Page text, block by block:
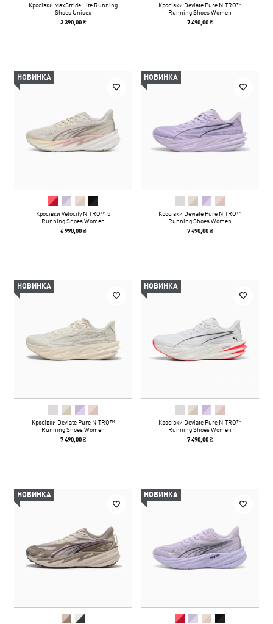
Кросівки MaxStride Lite Running
Shoes Unisex
3 390,00 ₴
Кросівки Deviate Pure NITRO™
Running Shoes Women
7 490,00 ₴
НОВИНКА
Кросівки Velocity NITRO™ 5
Running Shoes Women
6 990,00 ₴
НОВИНКА
Кросівки Deviate Pure NITRO™
Running Shoes Women
7 490,00 ₴
НОВИНКА
Кросівки Deviate Pure NITRO™
Running Shoes Women
7 490,00 ₴
НОВИНКА
Кросівки Deviate Pure NITRO™
Running Shoes Women
7 490,00 ₴
НОВИНКА НОВИНКА